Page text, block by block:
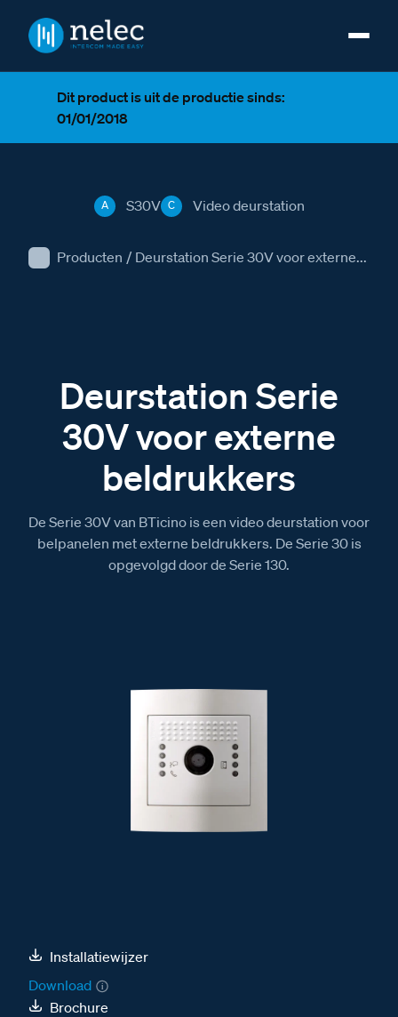
Dit product is uit de productie sinds:
01/01/2018
Producten / Deurstation Serie 30V voor externe...
A S30V C Video deurstation
Deurstation Serie
30V voor externe
beldrukkers
De Serie 30V van BTicino is een video deurstation voor
belpanelen met externe beldrukkers. De Serie 30 is
opgevolgd door de Serie 130.
Installatiewijzer
Download
Brochure